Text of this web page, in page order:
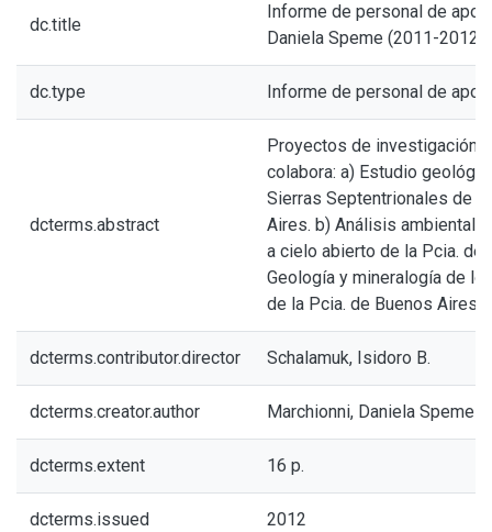
dc.title
Informe de personal de
Daniela Speme (2011-2012)
dc.type Informe de personal de
dcterms.abstract
Proyectos de investigación
colabora: a) Estudio
Sierras Septentrionales de
Aires. b) Análisis ambiental
a cielo abierto de la Pcia. de
Geología y mineralogía de
de la Pcia. de Buenos Aires.
dcterms.contributor.director Schalamuk, Isidoro B.
dcterms.creator.author Marchionni, Daniela Speme
dcterms.extent 16 p.
dcterms.issued 2012